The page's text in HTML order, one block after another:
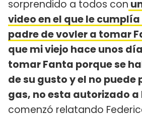
sorprendido a todos con
video en el que le cumplía
padre de vovler a tomar
que mi viejo hace unos
tomar Fanta porque se
de su gusto y el no puede
gas, no esta autorizado a
comenzó relatando